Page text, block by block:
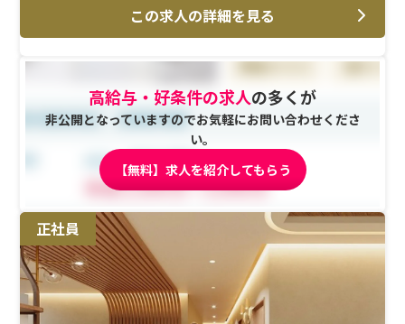
ウルセラ（HIFU）／ソフウェーブ（SUPERB）／サーマ
ウルトラセルZi（HIFU）／ポテンツァ（ニードルRF）／
ステラM22（フォトフェイシャル）／PQXピコレーザー
／アキュパルス（フラクショナルCO2レーザー）／ケアシ
ス（エレクトロポレーション）／ピーリング／注射／ド
クター手打ち注射（肌質改善注射）／脂肪溶解注射
（FatX core）／AGA治療（ASCE＋HRLV/エクソソーム
療法）／点滴／注入（ヒアルロン酸）／注入（ボトック
ス）／医療脱毛（エリートiQ）／VISIA（肌画像診断器）
＜待遇＞
夏季・年末年始休暇もあり、オンオフのメリハリをつけて
働ける環境です。スタッフ割引や健康診断など福利厚生も
充実しており、長期的に安心して勤務できる条件が揃って
この求人の詳細を見る
高給与・好条件の求人の多くが
非公開となっていますのでお気軽にお問い合わせくださ
い。
【無料】求人を紹介してもらう
正社員